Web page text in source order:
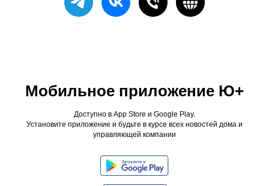
Мобильное приложение Ю+
Доступно в App Store и Google Play.
Установите приложение и будьте в курсе всех новостей дома и
управляющей компании